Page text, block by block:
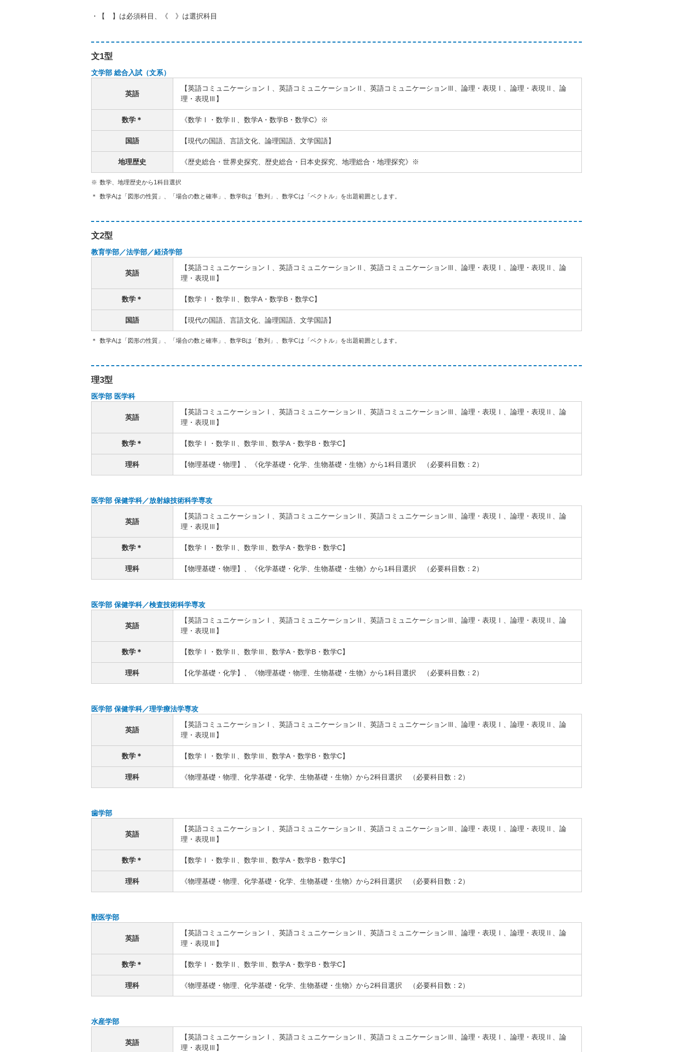
・【 】は必須科目、《 》は選択科目
文1型
文学部 総合入試（文系）
英語
【英語コミュニケーションⅠ、英語コミュニケーションⅡ、英語コミュニケーションⅢ、論理・表現Ⅰ、論理・表現Ⅱ、論
理・表現Ⅲ】
数学＊ 《数学Ⅰ・数学Ⅱ、数学A・数学B・数学C》※
国語 【現代の国語、言語文化、論理国語、文学国語】
地理歴史 《歴史総合・世界史探究、歴史総合・日本史探究、地理総合・地理探究》※
数学、地理歴史から1科目選択
数学Aは「図形の性質」、「場合の数と確率」、数学Bは「数列」、数学Cは「ベクトル」を出題範囲とします。
文2型
教育学部／法学部／経済学部
英語
【英語コミュニケーションⅠ、英語コミュニケーションⅡ、英語コミュニケーションⅢ、論理・表現Ⅰ、論理・表現Ⅱ、論
理・表現Ⅲ】
数学＊ 【数学Ⅰ・数学Ⅱ、数学A・数学B・数学C】
国語 【現代の国語、言語文化、論理国語、文学国語】
数学Aは「図形の性質」、「場合の数と確率」、数学Bは「数列」、数学Cは「ベクトル」を出題範囲とします。
理3型
医学部 医学科
英語
【英語コミュニケーションⅠ、英語コミュニケーションⅡ、英語コミュニケーションⅢ、論理・表現Ⅰ、論理・表現Ⅱ、論
理・表現Ⅲ】
数学＊ 【数学Ⅰ・数学Ⅱ、数学Ⅲ、数学A・数学B・数学C】
理科 【物理基礎・物理】、《化学基礎・化学、生物基礎・生物》から1科目選択 （必要科目数：2）
医学部 保健学科／放射線技術科学専攻
英語
【英語コミュニケーションⅠ、英語コミュニケーションⅡ、英語コミュニケーションⅢ、論理・表現Ⅰ、論理・表現Ⅱ、論
理・表現Ⅲ】
数学＊ 【数学Ⅰ・数学Ⅱ、数学Ⅲ、数学A・数学B・数学C】
理科 【物理基礎・物理】、《化学基礎・化学、生物基礎・生物》から1科目選択 （必要科目数：2）
医学部 保健学科／検査技術科学専攻
英語
【英語コミュニケーションⅠ、英語コミュニケーションⅡ、英語コミュニケーションⅢ、論理・表現Ⅰ、論理・表現Ⅱ、論
理・表現Ⅲ】
数学＊ 【数学Ⅰ・数学Ⅱ、数学Ⅲ、数学A・数学B・数学C】
理科 【化学基礎・化学】、《物理基礎・物理、生物基礎・生物》から1科目選択 （必要科目数：2）
医学部 保健学科／理学療法学専攻
英語
【英語コミュニケーションⅠ、英語コミュニケーションⅡ、英語コミュニケーションⅢ、論理・表現Ⅰ、論理・表現Ⅱ、論
理・表現Ⅲ】
数学＊ 【数学Ⅰ・数学Ⅱ、数学Ⅲ、数学A・数学B・数学C】
理科 《物理基礎・物理、化学基礎・化学、生物基礎・生物》から2科目選択 （必要科目数：2）
歯学部
英語
【英語コミュニケーションⅠ、英語コミュニケーションⅡ、英語コミュニケーションⅢ、論理・表現Ⅰ、論理・表現Ⅱ、論
理・表現Ⅲ】
数学＊ 【数学Ⅰ・数学Ⅱ、数学Ⅲ、数学A・数学B・数学C】
理科 《物理基礎・物理、化学基礎・化学、生物基礎・生物》から2科目選択 （必要科目数：2）
獣医学部
英語
【英語コミュニケーションⅠ、英語コミュニケーションⅡ、英語コミュニケーションⅢ、論理・表現Ⅰ、論理・表現Ⅱ、論
理・表現Ⅲ】
数学＊ 【数学Ⅰ・数学Ⅱ、数学Ⅲ、数学A・数学B・数学C】
理科 《物理基礎・物理、化学基礎・化学、生物基礎・生物》から2科目選択 （必要科目数：2）
水産学部
英語
【英語コミュニケーションⅠ、英語コミュニケーションⅡ、英語コミュニケーションⅢ、論理・表現Ⅰ、論理・表現Ⅱ、論
理・表現Ⅲ】